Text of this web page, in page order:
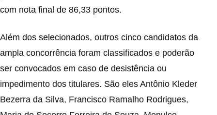
com nota final de 86,33 pontos.
Além dos selecionados, outros cinco candidatos da
ampla concorrência foram classificados e poderão
ser convocados em caso de desistência ou
impedimento dos titulares. São eles Antônio Kleder
Bezerra da Silva, Francisco Ramalho Rodrigues,